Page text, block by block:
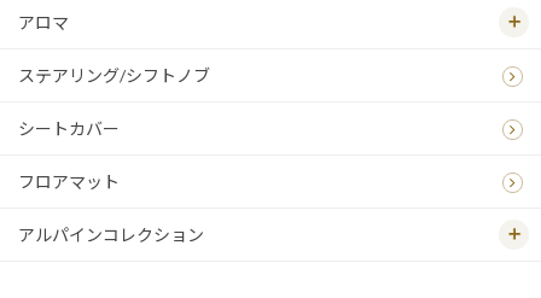
アロマ
ステアリング/シフトノブ
シートカバー
フロアマット
アルパインコレクション